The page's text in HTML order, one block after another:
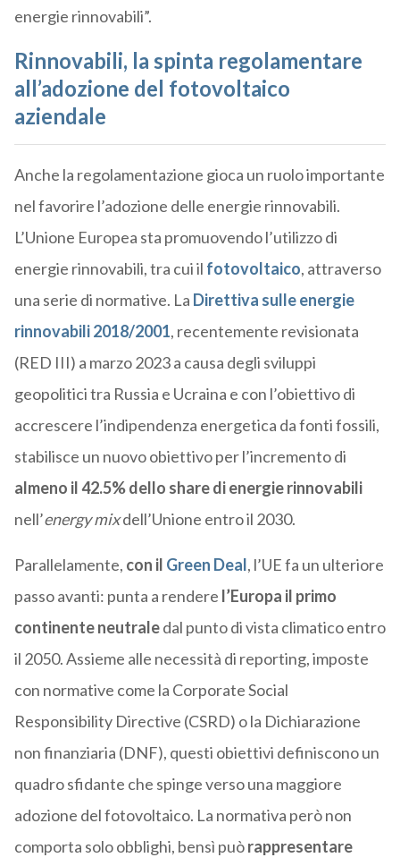
energie rinnovabili”.
Rinnovabili, la spinta regolamentare
all’adozione del fotovoltaico
aziendale
Anche la regolamentazione gioca un ruolo importante
nel favorire l’adozione delle energie rinnovabili.
L’Unione Europea sta promuovendo l’utilizzo di
energie rinnovabili, tra cui il fotovoltaico, attraverso
una serie di normative. La Direttiva sulle energie
rinnovabili 2018/2001, recentemente revisionata
(RED III) a marzo 2023 a causa degli sviluppi
geopolitici tra Russia e Ucraina e con l’obiettivo di
accrescere l’indipendenza energetica da fonti fossili,
stabilisce un nuovo obiettivo per l’incremento di
almeno il 42.5% dello share di energie rinnovabili
nell’energy mixdell’Unione entro il 2030.
Parallelamente, con il Green Deal, l’UE fa un ulteriore
passo avanti: punta a rendere l’Europa il primo
continente neutraledal punto di vista climatico entro
il 2050. Assieme alle necessità di reporting, imposte
con normative come la Corporate Social
Responsibility Directive (CSRD) o la Dichiarazione
non finanziaria (DNF), questi obiettivi definiscono un
quadro sfidante che spinge verso una maggiore
adozione del fotovoltaico. La normativa però non
comporta solo obblighi, bensì puòrappresentare